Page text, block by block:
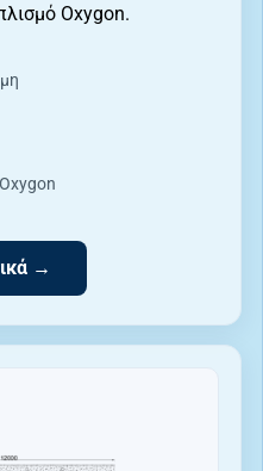
Oxygon.
→